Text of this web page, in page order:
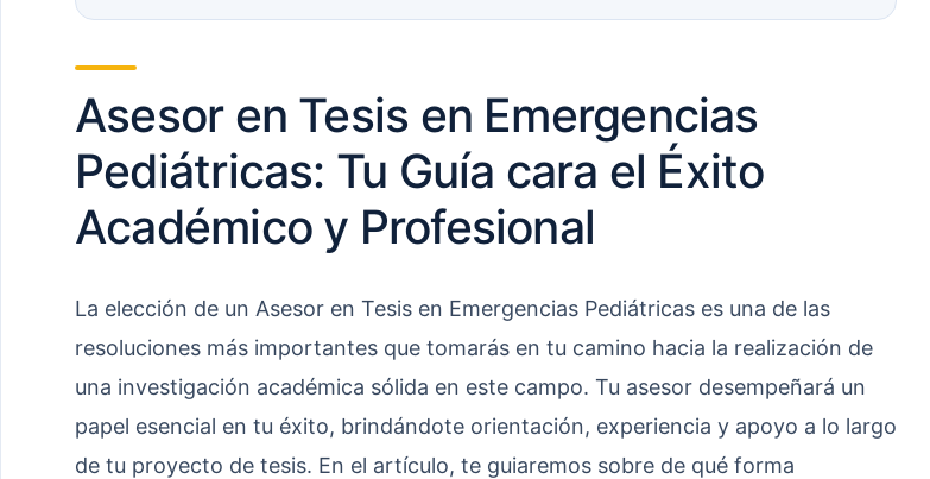
Asesor en Tesis en Emergencias
Pediátricas: Tu Guía cara el Éxito
Académico y Profesional
La elección de un Asesor en Tesis en Emergencias Pediátricas es una de las
resoluciones más importantes que tomarás en tu camino hacia la realización de
una investigación académica sólida en este campo. Tu asesor desempeñará un
papel esencial en tu éxito, brindándote orientación, experiencia y apoyo a lo largo
de tu proyecto de tesis. En el artículo, te guiaremos sobre de qué forma